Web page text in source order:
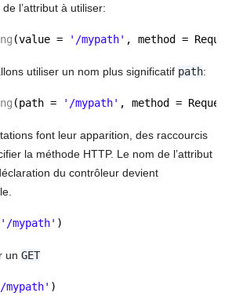
l’attribut à utiliser:
(value = '/mypath' , method =
utiliser un nom plus significatif path:
(path = '/mypath' , method =
font leur apparition, des raccourcis
la méthode HTTP. Le nom de l’attribut
du contrôleur devient
'/mypath' )
un GET
mypath' )